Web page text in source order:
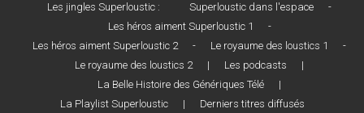
Les jingles Superloustic :
Superloustic dans l'espace
-
Les héros aiment Superloustic 1
-
Les héros aiment Superloustic 2
- Le royaume des loustics 1
-
Le royaume des loustics 2
| Les podcasts
|
La Belle Histoire des Génériques Télé
|
La Playlist Superloustic
|
Derniers titres diffusés